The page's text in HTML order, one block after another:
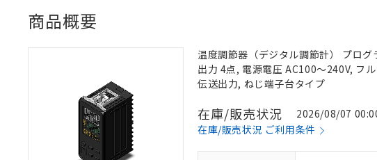
商品概要
温度調節器（デジタル調節計） プロ
出力 4点, 電源電圧 AC100～240V, フ
伝送出力, ねじ端子台タイプ
在庫/販売状況
2026/08/07
在庫/販売状況 ご利用条件